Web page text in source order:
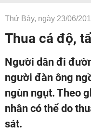
Thứ Bảy, ngày 23/06/
Thua cá độ,
Người dân đi
người đàn ông
ngùn ngụt. Theo
nhân có thể do
sát.